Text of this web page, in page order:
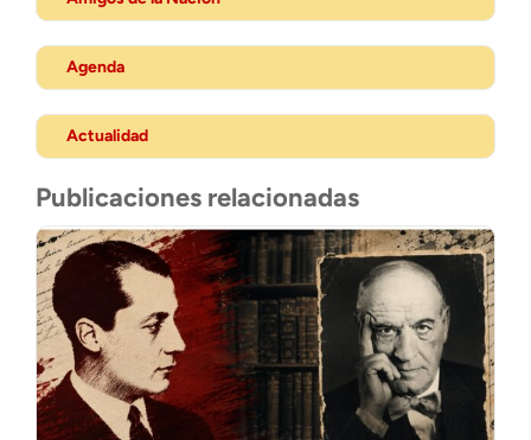
Agenda
Actualidad
Publicaciones relacionadas